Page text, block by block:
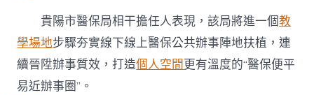
貴陽市醫保局相干擔任人表現，該局將進一個教
學場地步驟夯實線下線上醫保公共辦事陣地扶植，連
續晉陞辦事質效，打造個人空間更有溫度的“醫保便平
易近辦事圈”。